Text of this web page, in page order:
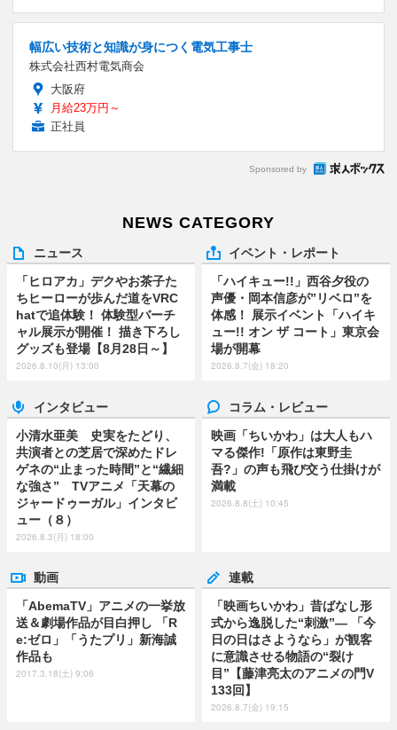
幅広い技術と知識が身につく電気工事士
株式会社西村電気商会
大阪府
月給23万円～
正社員
Sponsored by
NEWS CATEGORY
ニュース
「ヒロアカ」デクやお茶子た
ちヒーローが歩んだ道をVRC
hatで追体験！ 体験型バーチ
ャル展示が開催！ 描き下ろし
グッズも登場【8月28日～】
2026.8.10(月) 13:00
イベント・レポート
「ハイキュー!!」西谷夕役の
声優・岡本信彦が”リベロ”を
体感！ 展示イベント「ハイキ
ュー!! オン ザ コート」東京会
場が開幕
2026.8.7(金) 18:20
インタビュー
小清水亜美 史実をたどり、
共演者との芝居で深めたドレ
ゲネの“止まった時間”と“繊細
な強さ” TVアニメ「天幕の
ジャードゥーガル」インタビ
ュー（８）
2026.8.3(月) 18:00
コラム・レビュー
映画「ちいかわ」は大人もハ
マる傑作!「原作は東野圭
吾?」の声も飛び交う仕掛けが
満載
2026.8.8(土) 10:45
動画
「AbemaTV」アニメの一挙放
送＆劇場作品が目白押し 「R
e:ゼロ」「うたプリ」新海誠
作品も
2017.3.18(土) 9:06
連載
「映画ちいかわ」昔ばなし形
式から逸脱した“刺激”― 「今
日の日はさようなら」が観客
に意識させる物語の“裂け
目”【藤津亮太のアニメの門V
133回】
2026.8.7(金) 19:15